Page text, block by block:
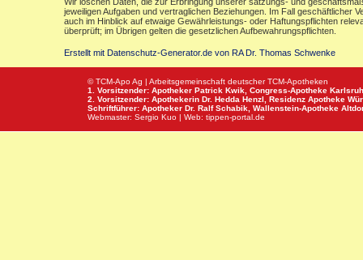
jeweiligen Aufgaben und vertraglichen Beziehungen. Im Fall geschäftlicher
auch im Hinblick auf etwaige Gewährleistungs- oder Haftungspflichten
überprüft; im Übrigen gelten die gesetzlichen Aufbewahrungspflichten.
Erstellt mit Datenschutz-Generator.de von RA Dr. Thomas Schwenke
© TCM-Apo Ag | Arbeitsgemeinschaft deutscher TCM-Apotheken
1. Vorsitzender: Apotheker Patrick Kwik, Congress-Apotheke
2. Vorsitzender: Apothekerin Dr. Hedda Henzl, Residenz Apotheke
Schriftführer: Apotheker Dr. Ralf Schabik, Wallenstein-Apotheke
Webmaster: Sergio Kuo | Web: tippen-portal.de